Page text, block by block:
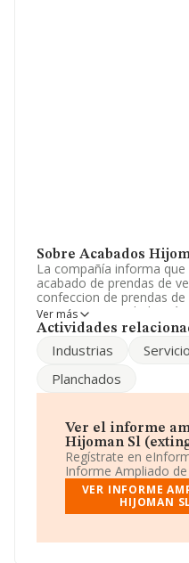
Sobre Acabados
La compañía informa
acabado de prendas de
confeccion de prendas
menor. La sociedad está
Limitada. Clasifica su
mercados exteriores.
Los empleados se han
los datos disponibles en
media de sector.
La sociedad española
(extinguida) , con
B61518320, se
3, (08700), en el
Cataluña.
En relación con el sector
Ver más
Actividades
Industrias
Planchados
Ver el informe
Hijoman Sl
Regístrate en
Informe Ampliado
VER INFORME
HIJOMAN